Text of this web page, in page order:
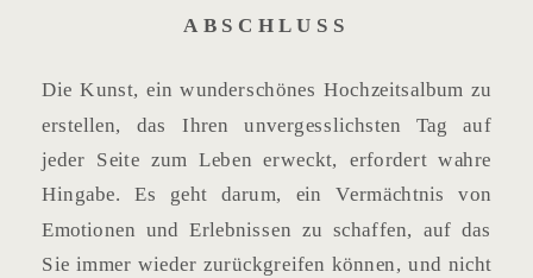
ABSCHLUSS
Die Kunst, ein wunderschönes Hochzeitsalbum zu
erstellen, das Ihren unvergesslichsten Tag auf
jeder Seite zum Leben erweckt, erfordert wahre
Hingabe. Es geht darum, ein Vermächtnis von
Emotionen und Erlebnissen zu schaffen, auf das
Sie immer wieder zurückgreifen können, und nicht